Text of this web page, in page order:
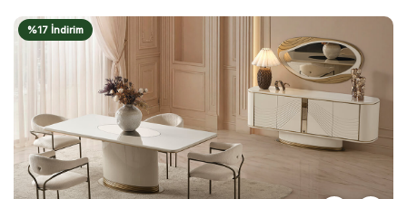
%17 İndirim